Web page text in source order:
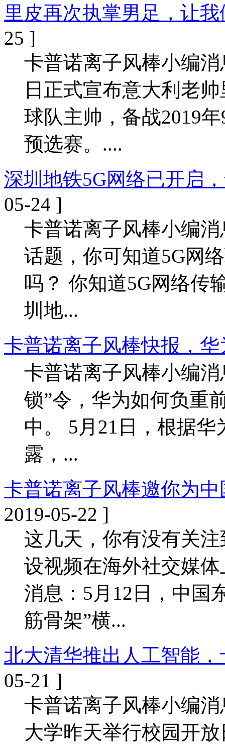
里皮再次执掌男足，让
25 ]
卡普诺离子风棒小编
日正式宣布意大利老
球队主帅，备战2019
预选赛。....
深圳地铁5G网络已开启
05-24 ]
卡普诺离子风棒小编
话题，你可知道5G网
吗？ 你知道5G网络传
圳地...
卡普诺离子风棒快报，
卡普诺离子风棒小编
锁”令，华为如何负重
中。 5月21日，根据
露，...
卡普诺离子风棒邀你为
2019-05-22 ]
这几天，你有没有关
设视频在海外社交媒
消息：5月12日，中国
筋骨架”横...
北大清华推出人工智能
05-21 ]
卡普诺离子风棒小编
大学昨天举行校园开